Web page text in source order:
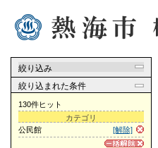
絞り込み
絞り込まれた条件
130件ヒット
カテゴリ
[解除]
公民館